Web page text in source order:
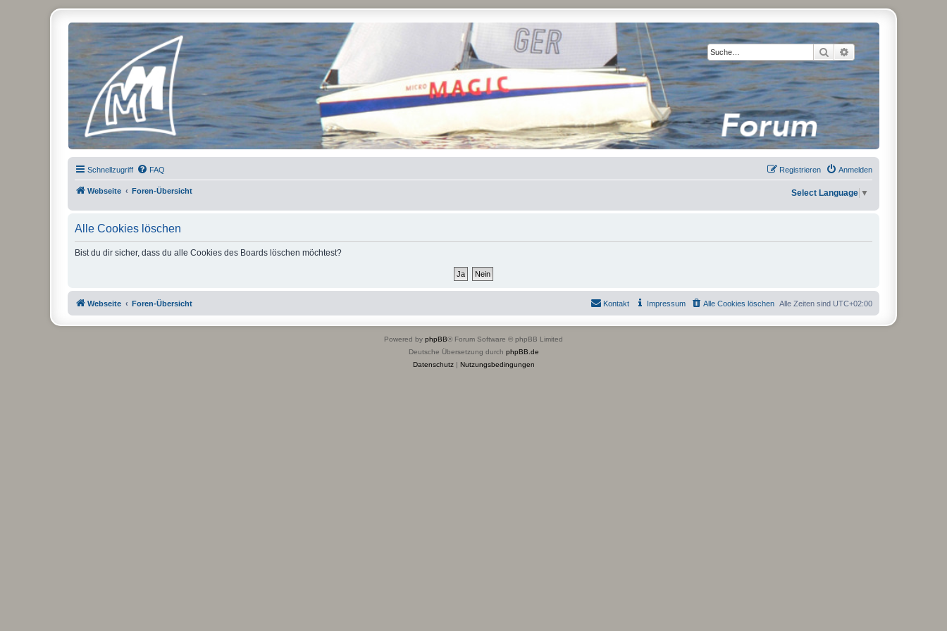
Suche Erweiterte Suche
Micro Magic Forum Deutschland
Schnellzugriff FAQ Anmelden
Registrieren
Webseite Foren-Übersicht Select Language ▼
Alle Cookies löschen
Bist du dir sicher, dass du alle Cookies des Boards löschen möchtest?
Webseite Foren-Übersicht Alle Zeiten sind UTC+02:00
Alle Cookies löschen
Impressum
Kontakt
Powered by phpBB® Forum Software © phpBB Limited
Deutsche Übersetzung durch phpBB.de
Datenschutz| Nutzungsbedingungen